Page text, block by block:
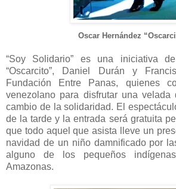
Oscar Hernández
“Soy Solidario” es una iniciativa
“Oscarcito”, Daniel Durán y
Fundación Entre Panas, quienes
venezolano para disfrutar una
cambio de la solidaridad. El
de la tarde y la entrada será gratuita
que todo aquel que asista lleve un
navidad de un niño damnificado por
alguno de los pequeños
Amazonas.